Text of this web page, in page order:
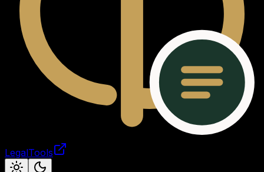
LegalTools